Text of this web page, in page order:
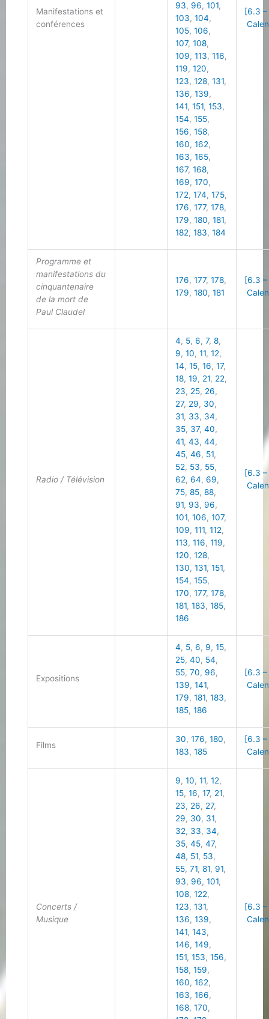
Manifestations et
conférences
93, 96,101,
103,104,
105,106,
107,108,
109,113,116,
119,120,
123,128,131,
136,139,
141,151,153,
154,155,
156,158,
160,162,
163,165,
167,168,
169,170,
172,174,175,
176,177,178,
179,180,181,
182,183,184
[6.3 –
Programme et
manifestations du
cinquantenaire
de la mort de
Paul Claudel
176,177,178,
179,180,181
[6.3 –
Radio / Télévision
4, 5,6,7,8,
9,10,11,12,
14,15,16,17,
18,19, 21, 22,
23, 25, 26,
27, 29, 30,
31, 33, 34,
35, 37,40,
41,43,44,
45,46, 51,
52, 53, 55,
62,64,69,
75,85,88,
91, 93, 96,
101,106,107,
109,111,112,
113,116,119,
120,128,
130,131,151,
154,155,
170,177,178,
181,183,185,
186
[6.3 –
Expositions
4, 5,6, 9,15,
25,40, 54,
55,70, 96,
139,141,
179,181,183,
185,186
[6.3 –
Films
30,176,180,
183,185
[6.3 –
Concerts /
Musique
9,10,11,12,
15,16,17, 21,
23, 26, 27,
29, 30, 31,
32, 33, 34,
35,45,47,
48, 51, 53,
55,71,81, 91,
93, 96,101,
108,122,
123,131,
136,139,
141,143,
146,149,
151,153,156,
158,159,
160,162,
163,166,
168,170,
[6.3 –